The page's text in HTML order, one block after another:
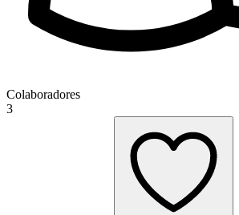
Colaboradores
3